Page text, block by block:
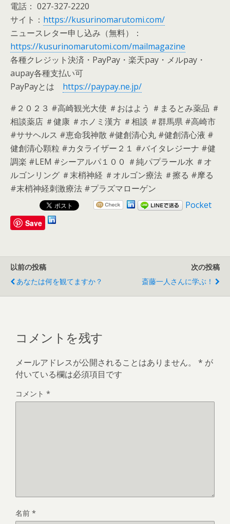
電話： 027-327-2220
サイト： https://kusurinomarutomi.com/
ニュースレター申し込み（無料）：
https://kusurinomarutomi.com/mailmagazine
各種クレジット決済・PayPay・楽天pay・メルpay・
aupay各種支払い可
PayPayとは https://paypay.ne.jp/
#２０２３ #高崎観光大使 ＃おはよう ＃まるとみ薬品 ＃
相談薬店 ＃健康 ＃ホノミ漢方 ＃相談 ＃群馬県 #高崎市
#ササヘルス #恵命我神散 #健創清心丸 #健創清心液 #
健創清心顆粒 #カタライザー２１ #バイタレジーナ #健
調楽 #LEM #シーアルパ１００ ＃純パプラール水 ＃オ
ルゴンリング ＃末梢神経 ＃オルゴン療法 ＃擦る #摩る
#末梢神経刺激療法 #プラズマローゲン
Pocket
Save
以前の投稿
あなたは何を観てますか？
次の投稿
斎藤一人さんに学ぶ！
コメントを残す
メールアドレスが公開されることはありません。 * が
付いている欄は必須項目です
コメント *
名前 *